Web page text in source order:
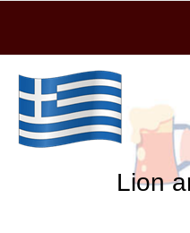
Lion and